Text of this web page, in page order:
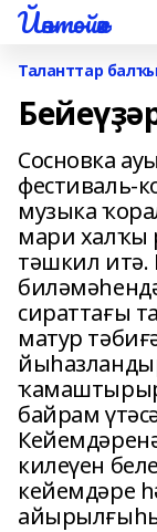
Йәнтөйәк
Таланттар
Сосновка
фестиваль-
музыка
мари халҡы
тәшкил итә.
сираттағы
матур
байрам
килеүен
кейемдәре